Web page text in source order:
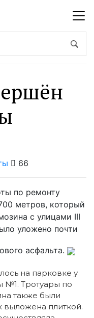
66
по ремонту
метров, который
с улицами III
уложено почти
асфальта.
на парковке у
№1. Тротуары по
также были
выложена плиткой.